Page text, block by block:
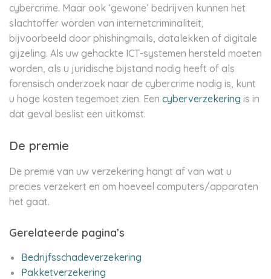
cybercrime. Maar ook ‘gewone’ bedrijven kunnen het
slachtoffer worden van internetcriminaliteit,
bijvoorbeeld door phishingmails, datalekken of digitale
gijzeling. Als uw gehackte ICT-systemen hersteld moeten
worden, als u juridische bijstand nodig heeft of als
forensisch onderzoek naar de cybercrime nodig is, kunt
u hoge kosten tegemoet zien. Een cyberverzekering is in
dat geval beslist een uitkomst.
De premie
De premie van uw verzekering hangt af van wat u
precies verzekert en om hoeveel computers/apparaten
het gaat.
Gerelateerde pagina’s
Bedrijfsschadeverzekering
Pakketverzekering